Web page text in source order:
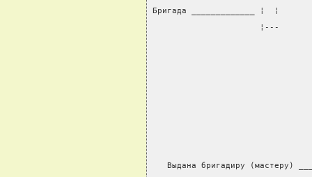
Бригада _____________ ¦  ¦
¦---
Выдана бригадиру (мастеру)